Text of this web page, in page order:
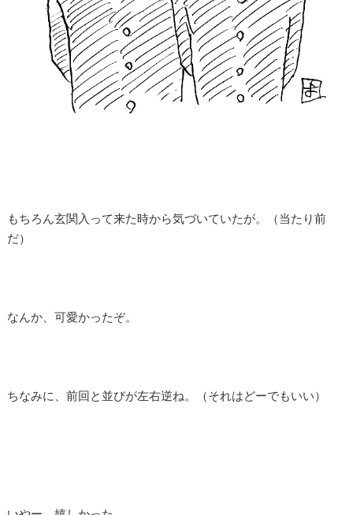
もちろん玄関入って来た時から気づいていたが。（当たり前
だ）
なんか、可愛かったぞ。
ちなみに、前回と並びが左右逆ね。（それはどーでもいい）